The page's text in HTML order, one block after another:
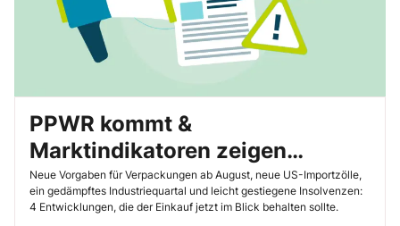
PPWR kommt &
Marktindikatoren zeigen
Handlungsbedarf
Neue Vorgaben für Verpackungen ab August, neue US-Importzölle,
ein gedämpftes Industriequartal und leicht gestiegene Insolvenzen:
4 Entwicklungen, die der Einkauf jetzt im Blick behalten sollte.